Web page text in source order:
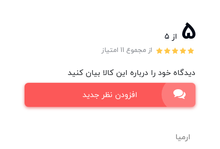
5 از ۵
از مجموع 11 امتیاز
دیدگاه خود را درباره این کالا بیان کنید
افزودن نظر جدید
ارمیا